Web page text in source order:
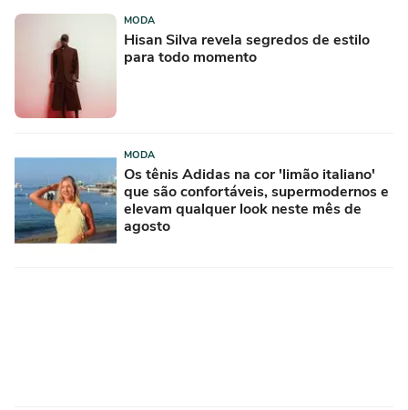
MODA
Hisan Silva revela segredos de estilo
para todo momento
MODA
Os tênis Adidas na cor 'limão italiano'
que são confortáveis, supermodernos e
elevam qualquer look neste mês de
agosto